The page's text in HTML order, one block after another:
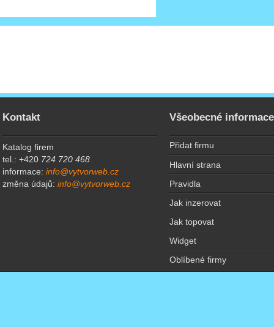
Kontakt
Katalog firem
tel.: +420 724 720 468
informace:info@vytvorweb.cz
změna údajů:info@vytvorweb.cz
Všeobecné informace
Přidat firmu
Hlavní strana
Pravidla
Jak inzerovat
Jak topovat
Widget
Oblíbené firmy